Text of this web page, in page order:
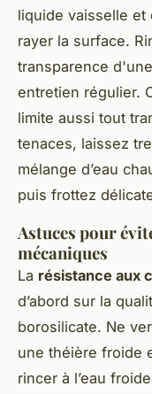
liquide vaisselle et
rayer la surface.
transparence
entretien régulier.
limite aussi tout
tenaces, laissez
mélange d’eau
puis frottez
Astuces pour
mécaniques
La résistance aux
d’abord sur la
borosilicate. Ne
une théière froide
rincer à l’eau